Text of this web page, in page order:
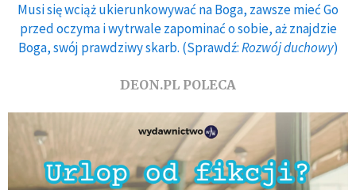
Musi się wciąż ukierunkowywać na Boga, zawsze mieć Go
przed oczyma i wytrwale zapominać o sobie, aż znajdzie
Boga, swój prawdziwy skarb. (Sprawdź:Rozwój duchowy)
DEON.PL POLECA